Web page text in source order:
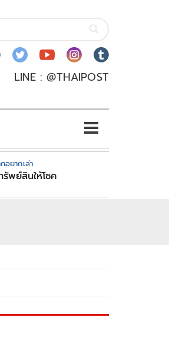
LINE : @THAIPOST
อยากเล่า
รัพย์สินให้โชค